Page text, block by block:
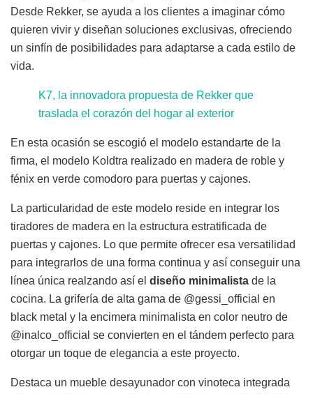
Desde Rekker, se ayuda a los clientes a imaginar cómo
quieren vivir y diseñan soluciones exclusivas, ofreciendo
un sinfín de posibilidades para adaptarse a cada estilo de
vida.
K7, la innovadora propuesta de Rekker que
traslada el corazón del hogar al exterior
En esta ocasión se escogió el modelo estandarte de la
firma, el modelo Koldtra realizado en madera de roble y
fénix en verde comodoro para puertas y cajones.
La particularidad de este modelo reside en integrar los
tiradores de madera en la estructura estratificada de
puertas y cajones. Lo que permite ofrecer esa versatilidad
para integrarlos de una forma continua y así conseguir una
línea única realzando así el diseño minimalista de la
cocina. La grifería de alta gama de @gessi_official en
black metal y la encimera minimalista en color neutro de
@inalco_official se convierten en el tándem perfecto para
otorgar un toque de elegancia a este proyecto.
Destaca un mueble desayunador con vinoteca integrada